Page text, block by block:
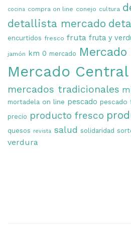
cocina compra on line conejo cultura
detallista mercado
encurtidos fresco fruta fruta y
jamón km 0 mercado
Mercado
mercados tradicionales
mortadela on line pescado pescado
precio producto fresco
quesos revista salud solidaridad
verdura